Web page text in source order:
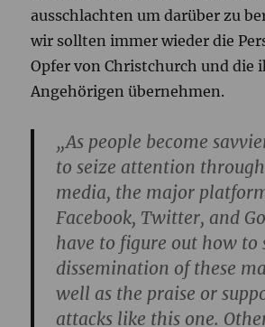
ausschlachten um darüber zu
wir sollten immer wieder die
Opfer von Christchurch und die
Angehörigen übernehmen.
„As people become
to seize attention
media, the major
Facebook, Twitter, and
have to figure out how to
dissemination of these
well as the praise or
attacks like this one.